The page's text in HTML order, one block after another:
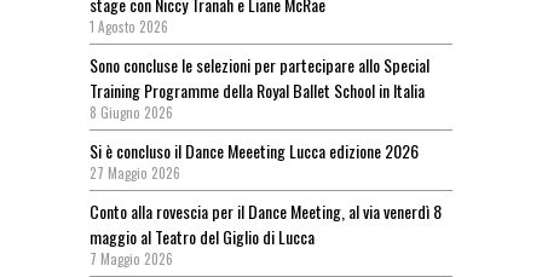
1 Agosto 2026
Sono concluse le selezioni per partecipare allo Special
Training Programme della Royal Ballet School in Italia
8 Giugno 2026
Si è concluso il Dance Meeeting Lucca edizione 2026
27 Maggio 2026
Conto alla rovescia per il Dance Meeting, al via venerdì 8
maggio al Teatro del Giglio di Lucca
7 Maggio 2026